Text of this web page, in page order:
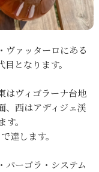
ヴァッターロにある
となります。
はヴィゴラーナ台地
、西はアディジェ渓
。
達します。
パーゴラ・システム